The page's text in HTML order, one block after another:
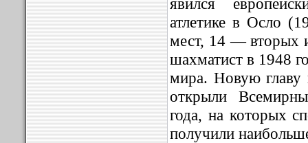
атлетике в Осло
мест, 14 — вторых
шахматист в 1948
мира. Новую главу
открыли
года, на которых
получили